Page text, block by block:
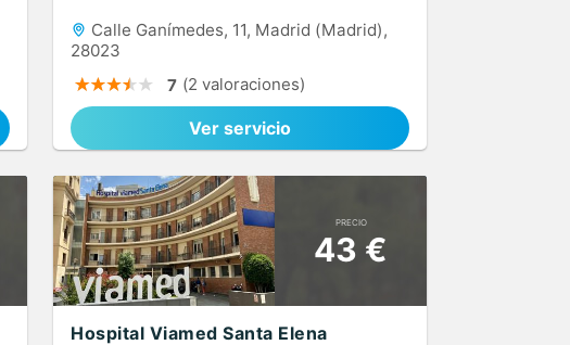
Calle Ganímedes, 11, Madrid (Madrid),
28023
7 (2 valoraciones)
Ver servicio
PRECIO
43 €
Hospital Viamed Santa Elena